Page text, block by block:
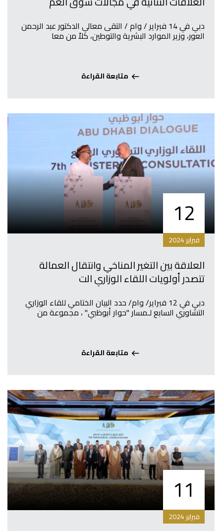
دبي في 14 فبراير / وام / التقى معالي الدكتور عبد الرحمن
العور، وزير الموارد البشرية والتوطين، كلاً من معا
متابعة القراءة
12
فبراير 2024
العلاقة بين التغير المناخي وانتقال العمالة
تتصدر أولويات اللقاء الوزاري الت
دبي في 12 فبراير/ وام/ حدد البيان الختامي للقاء الوزاري
التشاوري السابع لـمسار "حوار أبوظبي" ، مجموعة من
متابعة القراءة
11
فبراير 2024